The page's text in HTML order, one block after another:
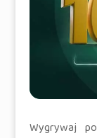
Wygrywaj